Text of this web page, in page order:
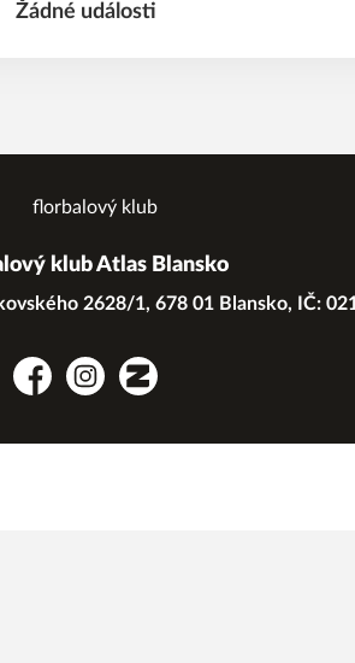
Žádné události
klub Atlas Blansko
2628/1, 678 01 Blansko, IČ:
FacebookInstagramZonerama